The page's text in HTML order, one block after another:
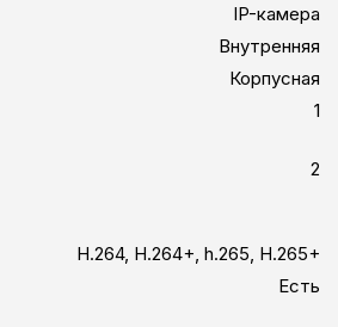
IP-камера
Внутренняя
Корпусная
1
2
H.264, H.264+, h.265, H.265+
Есть